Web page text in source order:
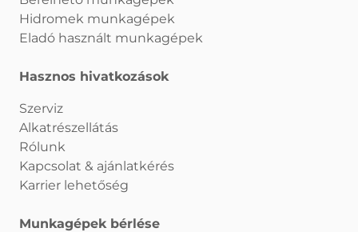
Hidromek munkagépek
Eladó használt munkagépek
Hasznos hivatkozások
Szerviz
Alkatrészellátás
Rólunk
Kapcsolat & ajánlatkérés
Karrier lehetőség
Munkagépek bérlése